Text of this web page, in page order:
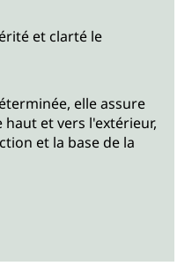
et clarté le
elle assure
haut et vers l'extérieur,
et la base de la